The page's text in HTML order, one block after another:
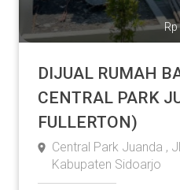
Rp
DIJUAL RUMAH
CENTRAL PARK
FULLERTON)
Central Park Juanda ,
Kabupaten Sidoarjo